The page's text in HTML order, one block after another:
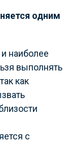
одним
наиболее
выполнять
как
с